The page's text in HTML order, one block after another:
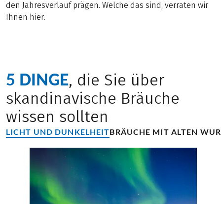
den Jahresverlauf prägen. Welche das sind, verraten wir
Ihnen hier.
5 DINGE, die Sie über
skandinavische Bräuche
wissen sollten
LICHT UND DUNKELHEITBRÄUCHE MIT ALTEN